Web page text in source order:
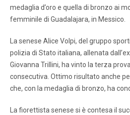
medaglia d’oro e quella di bronzo ai
femminile di Guadalajara, in Messico.
La senese Alice Volpi, del gruppo
polizia di Stato italiana, allenata
Giovanna Trillini, ha vinto la terza
consecutiva. Ottimo risultato anche
che, con la medaglia di bronzo, ha
La fiorettista senese si è contesa il